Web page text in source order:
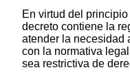
En virtud del
decreto contiene la
atender la necesidad
con la normativa
sea restrictiva de